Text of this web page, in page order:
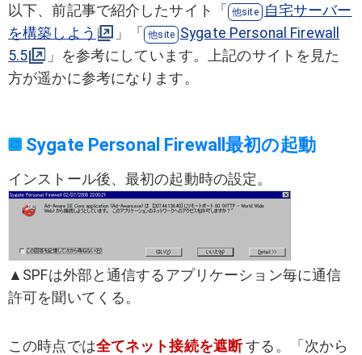
以下、前記事で紹介したサイト「
自宅サーバー
を構築しよう
」「
Sygate Personal Firewall
5.5
」を参考にしています。上記のサイトを見た
方が遥かに参考になります。
Sygate Personal Firewall最初の起動
インストール後、最初の起動時の設定。
▲SPFは外部と通信するアプリケーション毎に通信
許可を聞いてくる。
この時点では全てネット接続を遮断する。「次から